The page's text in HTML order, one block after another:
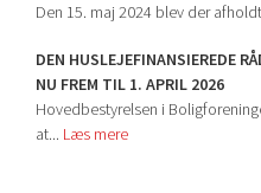
Den 15. maj 2024 blev der
DEN HUSLEJEFINANSIEREDE
NU FREM TIL 1. APRIL 2026
Hovedbestyrelsen i
at... Læs mere